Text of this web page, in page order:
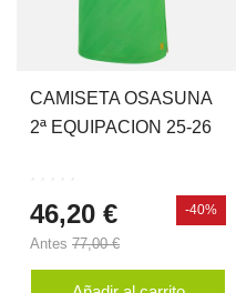
CAMISETA OSASUNA
2ª EQUIPACION 25-26
46,20 €
Antes 77,00 €
-40%